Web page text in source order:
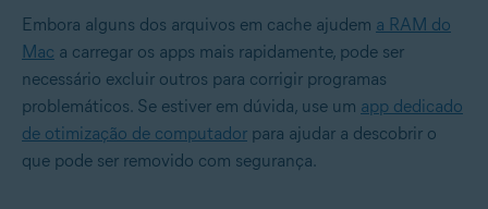
Embora alguns dos arquivos em cache ajudem a RAM do
Mac a carregar os apps mais rapidamente, pode ser
necessário excluir outros para corrigir programas
problemáticos. Se estiver em dúvida, use um app dedicado
de otimização de computador para ajudar a descobrir o
que pode ser removido com segurança.